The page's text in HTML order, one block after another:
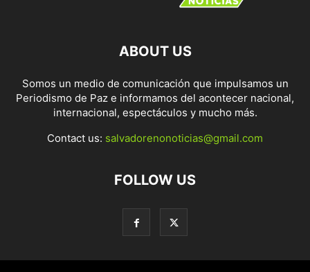
ABOUT US
Somos un medio de comunicación que impulsamos un
Periodismo de Paz e informamos del acontecer nacional,
internacional, espectáculos y mucho más.
Contact us: salvadorenonoticias@gmail.com
FOLLOW US